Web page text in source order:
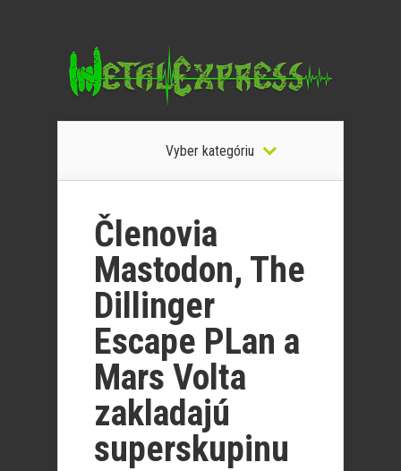
Vyber kategóriu
Členovia
Mastodon, The
Dillinger
Escape PLan a
Mars Volta
zakladajú
superskupinu